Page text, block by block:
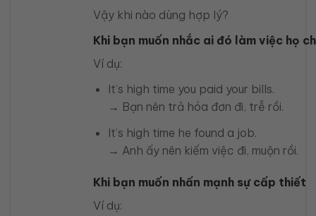
Vậy khi nào dùng hợp lý?
Khi bạn muốn nhắc ai đó làm việc họ
Ví dụ:
It’s high time you paid your bills.
→ Bạn nên trả hóa đơn đi, trễ rồi.
It’s high time he found a job.
→ Anh ấy nên kiếm việc đi, muộn rồi.
Khi bạn muốn nhấn mạnh sự cấp thiết
Ví dụ: